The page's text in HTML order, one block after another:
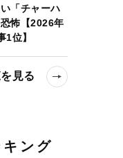
「チャーハ
怖【2026年
1位】
見る
ング